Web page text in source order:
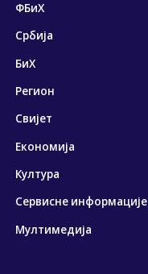
ФБиХ
Србија
БиХ
Регион
Свијет
Економија
Култура
Сервисне информације
Мултимедија